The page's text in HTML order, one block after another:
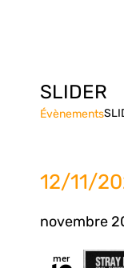
SLIDER
Évènements
12/11/
une
date.
novembre
mer